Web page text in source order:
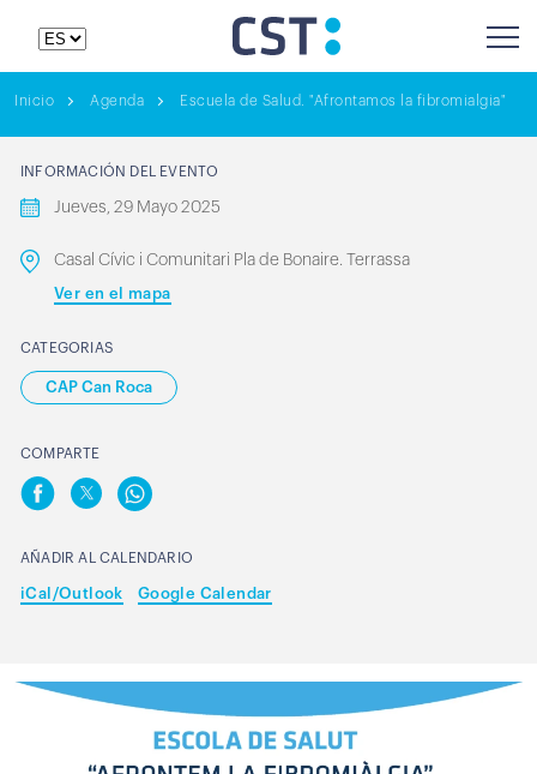
Inicio Agenda Escuela de Salud. "Afrontamos la fibromialgia"
INFORMACIÓN DEL EVENTO
Jueves, 29 Mayo 2025
Casal Cívic i Comunitari Pla de Bonaire. Terrassa
Ver en el mapa
CATEGORIAS
CAP Can Roca
COMPARTE
AÑADIR AL CALENDARIO
iCal/Outlook Google Calendar